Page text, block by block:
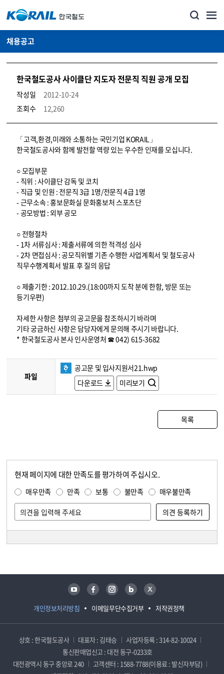
채용공고
한국철도공사 사이클단 지도자 전문직 직원 공개 모집
작성일
2012-10-24
조회수
12,260
코레일소개_경영공시_채용공고 상세보기 – 내용, 파일, 담당자 연락처로 구성
「고객,환경,미래와 소통하는 국민기업 KORAIL」
한국철도공사와 함께 발전할 역량 있는 우수한 인재를 모십니다.
○ 모집부문
- 직위 : 사이클단 감독 및 코치
- 직급 및 인원 : 전문직 3급 1명/전문직 4급 1명
- 근무소속 : 홍보문화실 문화홍보처 스포츠단
- 공모방법 : 외부 공모
○ 전형절차
- 1차 서류심사 : 제출서류에 의한 적격성 심사
- 2차 면접심사 : 공모직위별 기존 수행한 사업계획서 및 철도공사
직무수행계획서 발표 후 질의 응답
○ 제출기한 : 2012.10.29.(18:00까지 도착 분에 한함, 방문 또는
등기우편)
자세한 사항은 첨부의 공고문을 참조하시기 바라며
기타 궁금하신 사항은 담당자에게 문의해 주시기 바랍니다.
* 한국철도공사 본사 인사운영처 ☎ 042) 615-3682
파일
공고문 및 입사지원서21.hwp
다운로드
미리보기
목록
현재 페이지에 대한 만족도를 평가하여 주십시오.
매우만족 만족 보통 불만족 매우불만족
개인정보처리방침 이메일무단수집거부 저작권정책
유튜브 페이스북 인스타그램 블로그 트위터
상호 : 한국철도공사 대표자 : 김태승
사업자등록 : 314-82-10024
통신판매업신고 : 대전 동구-0233호
대전광역시 동구 중앙로 240
고객센터 : 1588-7788(이용료 : 발신자부담)